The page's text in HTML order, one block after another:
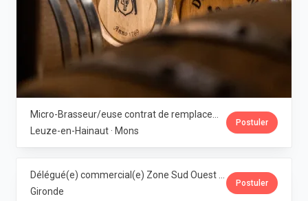
Leuze-en-Hainaut · Mons
Postuler
Gironde
Postuler